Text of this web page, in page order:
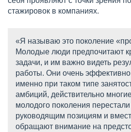
стажировок в компаниях.
«Я называю это поколение
Молодые люди предпочитают
задачи, и им важно видеть
работы. Они очень
именно при таком типе
амбиций, действительно
молодого поколения перестали
руководящим позициям и
обращают внимание на